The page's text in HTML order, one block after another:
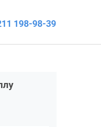
198-98-39